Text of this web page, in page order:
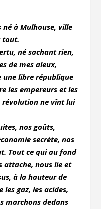
né à Mulhouse, ville
tout.
né sachant rien,
de mes aïeux,
une libre république
les empereurs et les
révolution ne vînt lui
nos goûts,
secrète, nos
Tout ce qui au fond
attache, nous lie et
à la hauteur de
gaz, les acides,
marchons dedans